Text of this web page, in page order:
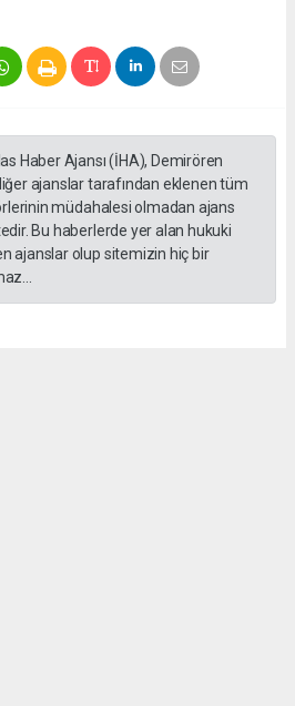
Haber Ajansı (İHA), Demirören
ajanslar tarafından eklenen tüm
müdahalesi olmadan ajans
Bu haberlerde yer alan hukuki
ajanslar olup sitemizin hiç bir